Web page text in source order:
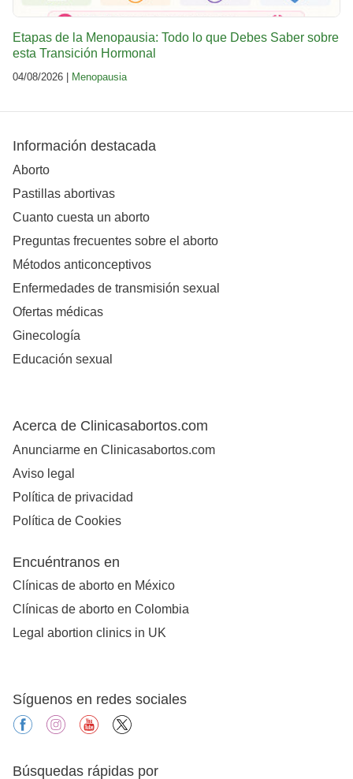
Etapas de la Menopausia: Todo lo que Debes Saber sobre
esta Transición Hormonal
04/08/2026 | Menopausia
Información destacada
Aborto
Pastillas abortivas
Cuanto cuesta un aborto
Preguntas frecuentes sobre el aborto
Métodos anticonceptivos
Enfermedades de transmisión sexual
Ofertas médicas
Ginecología
Educación sexual
Acerca de Clinicasabortos.com
Anunciarme en Clinicasabortos.com
Aviso legal
Política de privacidad
Política de Cookies
Encuéntranos en
Clínicas de aborto en México
Clínicas de aborto en Colombia
Legal abortion clinics in UK
Síguenos en redes sociales
facebookinstagramyoutube
Búsquedas rápidas por